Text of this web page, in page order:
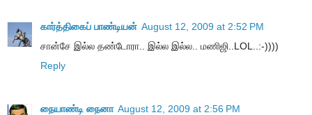
கார்த்திகைப் பாண்டியன் August 12, 2009 at 2:52 PM
சான்சே இல்ல தண்டோரா.. இல்ல இல்ல.. மணிஜி..LOL..:-))))
Reply
நையாண்டி நைனா August 12, 2009 at 2:56 PM